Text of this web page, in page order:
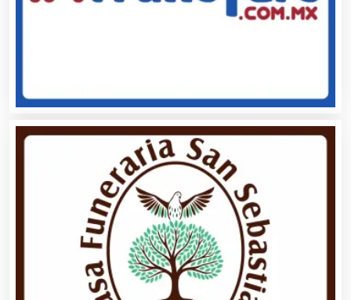
Ambulancias
Análisis Clínicos
Análisis de Aguas
Animadores de Eventos